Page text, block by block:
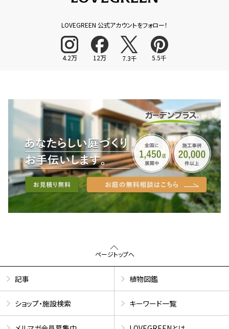
LOVEGREEN 公式アカウントをフォロー！
4.2万 12万 7.3千 5.5千
ページトップへ
記事 植物図鑑
ショップ・施設検索 キーワード一覧